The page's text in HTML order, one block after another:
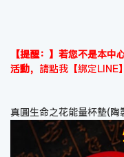
【提醒：】若您不是本
活動， 請點我【綁定LINE】
真圓生命之花能量杯墊(陶